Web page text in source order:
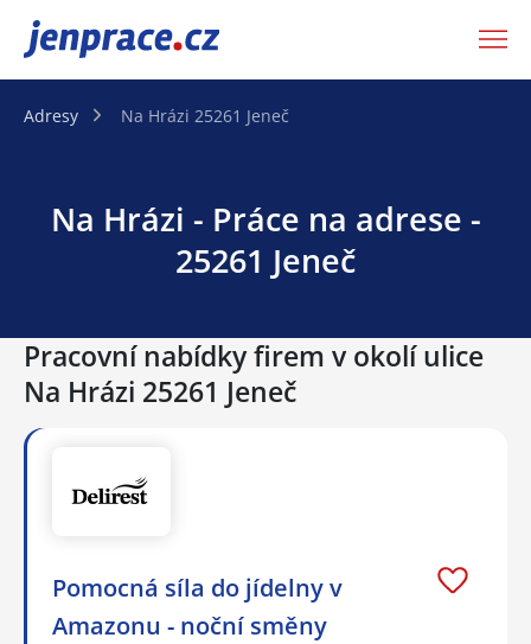
JenPráce.cz
Adresy Na Hrázi 25261 Jeneč
Na Hrázi - Práce na adrese -
25261 Jeneč
Pracovní nabídky firem v okolí ulice
Na Hrázi 25261 Jeneč
Pomocná síla do jídelny v
Amazonu - noční směny